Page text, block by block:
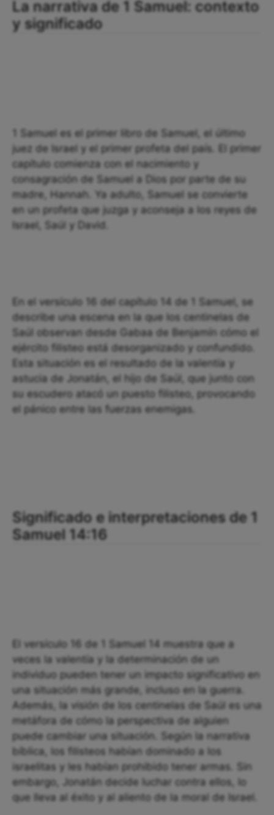
La narrativa de 1 Samuel: contexto
y significado
1 Samuel es el primer libro de Samuel, el último
juez de Israel y el primer profeta del país. El primer
capítulo comienza con el nacimiento y
consagración de Samuel a Dios por parte de su
madre, Hannah. Ya adulto, Samuel se convierte
en un profeta que juzga y aconseja a los reyes de
Israel, Saúl y David.
En el versículo 16 del capítulo 14 de 1 Samuel, se
describe una escena en la que los centinelas de
Saúl observan desde Gabaa de Benjamín cómo el
ejército filisteo está desorganizado y confundido.
Esta situación es el resultado de la valentía y
astucia de Jonatán, el hijo de Saúl, que junto con
su escudero atacó un puesto filisteo, provocando
el pánico entre las fuerzas enemigas.
Significado e interpretaciones de 1
Samuel 14:16
El versículo 16 de 1 Samuel 14 muestra que a
veces la valentía y la determinación de un
individuo pueden tener un impacto significativo en
una situación más grande, incluso en la guerra.
Además, la visión de los centinelas de Saúl es una
metáfora de cómo la perspectiva de alguien
puede cambiar una situación. Según la narrativa
bíblica, los filisteos habían dominado a los
israelitas y les habían prohibido tener armas. Sin
embargo, Jonatán decide luchar contra ellos, lo
que lleva al éxito y al aliento de la moral de Israel.